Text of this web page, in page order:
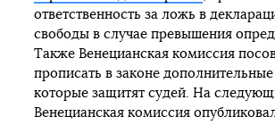
ответственность за ложь в
свободы в случае превышения
Также Венецианская комиссия
прописать в законе дополнительные
которые защитят судей. На
Венецианская комиссия